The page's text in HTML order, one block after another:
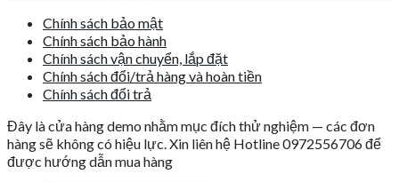
Chính sách bảo mật
Chính sách bảo hành
Chính sách vận chuyển, lắp đặt
Chính sách đổi/trả hàng và hoàn tiền
Chính sách đổi trả
Đây là cửa hàng demo nhằm mục đích thử nghiệm — các đơn
hàng sẽ không có hiệu lực. Xin liên hệ Hotline 0972556706 để
được hướng dẫn mua hàng